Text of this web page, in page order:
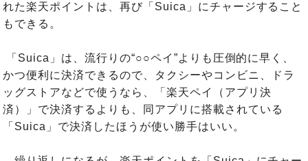
れた楽天ポイントは、再び「Suica」にチャージすること
もできる。
「Suica」は、流行りの“○○ペイ”よりも圧倒的に早く、
かつ便利に決済できるので、タクシーやコンビニ、ドラ
ッグストアなどで使うなら、「楽天ペイ（アプリ決
済）」で決済するよりも、同アプリに搭載されている
「Suica」で決済したほうが使い勝手はいい。